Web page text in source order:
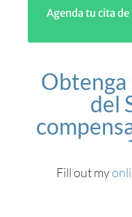
Agenda tu cita
Obtenga
del
Fill out my